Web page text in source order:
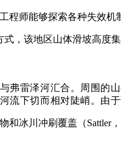
师能够探索各种失效机
，该地区山体滑坡高度
弗雷泽河汇合。周围
下切而相对陡峭。由
和冰川冲刷覆盖（Sattler